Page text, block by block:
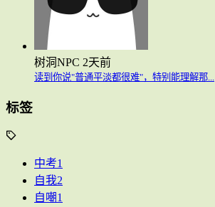
树洞NPC 2天前
读到你说"普通平淡都很难"，特别能理解那...
标签
中考1
自我2
自嘲1